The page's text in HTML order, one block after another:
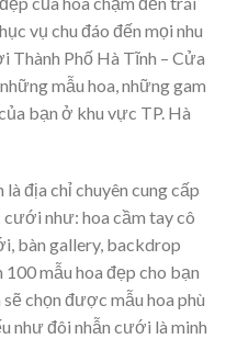
vụ chu đáo đến mọi nhu
Thành Phố Hà Tĩnh – Cửa
mẫu hoa, những gam
bạn ở khu vực TP. Hà
địa chỉ chuyên cung cấp
như: hoa cầm tay cô
bàn gallery, backdrop
mẫu hoa đẹp cho bạn
chọn được mẫu hoa phù
như đôi nhẫn cưới là minh